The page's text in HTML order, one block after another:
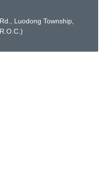
Luodong Township,